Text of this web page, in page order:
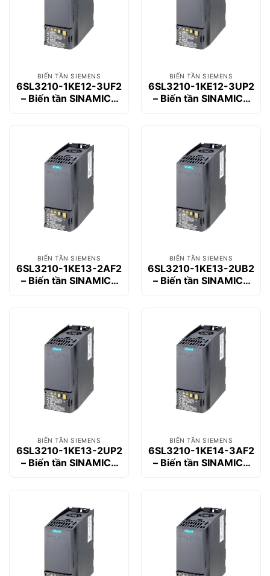
BIẾN TẦN SIEMENS
6SL3210-1KE12-3UF2
– Biến tần SINAMICS
BIẾN TẦN SIEMENS
6SL3210-1KE12-3UP2
– Biến tần SINAMICS
BIẾN TẦN SIEMENS
6SL3210-1KE13-2AF2
– Biến tần SINAMICS
BIẾN TẦN SIEMENS
6SL3210-1KE13-2UB2
– Biến tần SINAMICS
BIẾN TẦN SIEMENS
6SL3210-1KE13-2UP2
– Biến tần SINAMICS
BIẾN TẦN SIEMENS
6SL3210-1KE14-3AF2
– Biến tần SINAMICS